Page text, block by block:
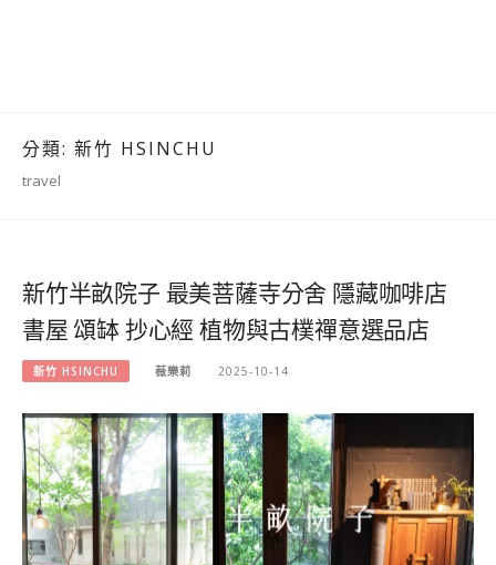
分類: 新竹 HSINCHU
travel
新竹半畝院子 最美菩薩寺分舍 隱藏咖啡店
書屋 頌缽 抄心經 植物與古樸禪意選品店
新竹 HSINCHU 薇樂莉 2025-10-14